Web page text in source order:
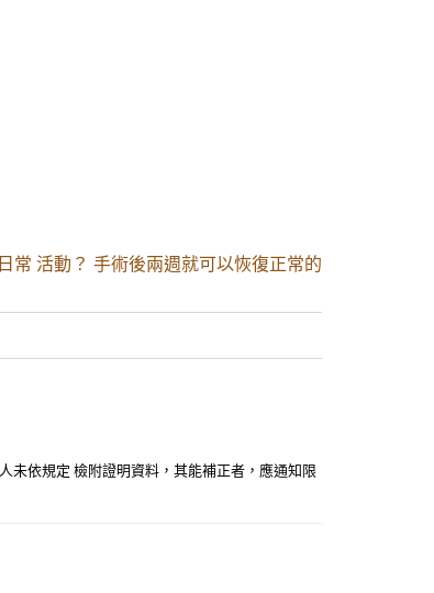
常 活動？ 手術後兩週就可以恢復正常的
未依規定 檢附證明資料，其能補正者，應通知限